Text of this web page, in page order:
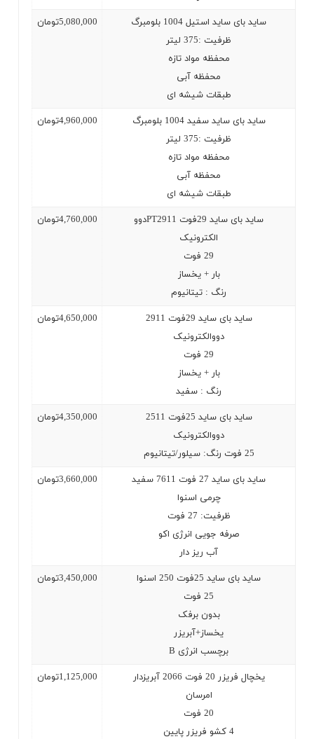
ساید بای ساید استیل 1004 بلومبرگ
ظرفیت :375 لیتر
محفظه مواد تازه
محفظه آبی
طبقات شیشه ای
5,080,000تومان
ساید بای ساید سفید 1004 بلومبرگ
ظرفیت :375 لیتر
محفظه مواد تازه
محفظه آبی
طبقات شیشه ای
4,960,000تومان
ساید بای ساید 29فوت 2911 PTدوو
الکترونیک
29 فوت
بار + یخساز
رنگ : تیتانیوم
4,760,000تومان
ساید بای ساید 29فوت 2911
دووالکترونیک
29 فوت
بار + یخساز
رنگ : سفید
4,650,000تومان
ساید بای ساید 25فوت 2511
دووالکترونیک
25 فوت رنگ: سیلور/تیتانیوم
4,350,000تومان
ساید بای ساید 27 فوت 7611 سفید
چرمی اسنوا
ظرفیت: 27 فوت
صرفه جویی انرژی اکو
آب ریز دار
3,660,000تومان
ساید بای ساید 25فوت 250 اسنوا
25 فوت
بدون برفک
یخساز+آبریزر
برچسب انرژی B
3,450,000تومان
یخچال فریزر 20 فوت 2066 آبریزدار
امرسان
20 فوت
4 کشو فریزر پایین
1,125,000تومان